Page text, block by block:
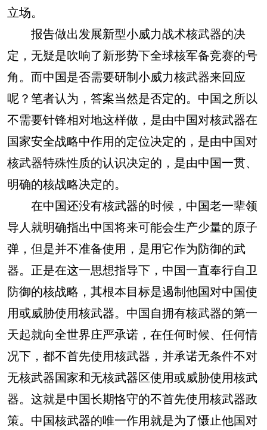
立场。
报告做出发展新型小威力战术核武器的决
定，无疑是吹响了新形势下全球核军备竞赛的号
角。而中国是否需要研制小威力核武器来回应
呢？笔者认为，答案当然是否定的。中国之所以
不需要针锋相对地这样做，是由中国对核武器在
国家安全战略中作用的定位决定的，是由中国对
核武器特殊性质的认识决定的，是由中国一贯、
明确的核战略决定的。
在中国还没有核武器的时候，中国老一辈领
导人就明确指出中国将来可能会生产少量的原子
弹，但是并不准备使用，是用它作为防御的武
器。正是在这一思想指导下，中国一直奉行自卫
防御的核战略，其根本目标是遏制他国对中国使
用或威胁使用核武器。中国自拥有核武器的第一
天起就向全世界庄严承诺，在任何时候、任何情
况下，都不首先使用核武器，并承诺无条件不对
无核武器国家和无核武器区使用或威胁使用核武
器。这就是中国长期恪守的不首先使用核武器政
策。中国核武器的唯一作用就是为了慑止他国对